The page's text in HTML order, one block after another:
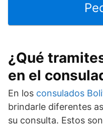
¿Qué
en el
En los consulados
brindarle diferentes
su consulta. Estos son